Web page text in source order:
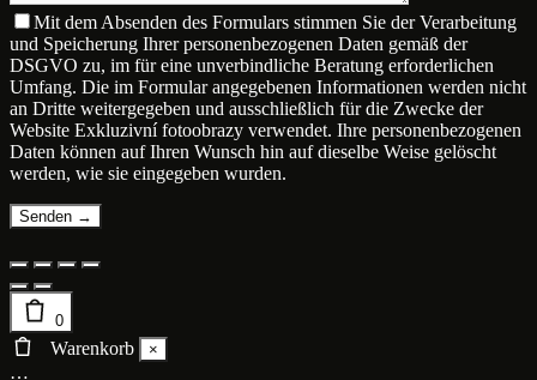
Mit dem Absenden des Formulars stimmen Sie der Verarbeitung
und Speicherung Ihrer personenbezogenen Daten gemäß der
DSGVO zu, im für eine unverbindliche Beratung erforderlichen
Umfang. Die im Formular angegebenen Informationen werden nicht
an Dritte weitergegeben und ausschließlich für die Zwecke der
Website Exkluzivní fotoobrazy verwendet. Ihre personenbezogenen
Daten können auf Ihren Wunsch hin auf dieselbe Weise gelöscht
werden, wie sie eingegeben wurden.
0
Warenkorb ×
…